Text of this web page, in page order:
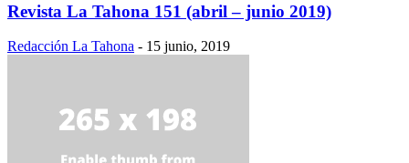
Revista La Tahona 151 (abril – junio 2019)
Redacción La Tahona - 15 junio, 2019